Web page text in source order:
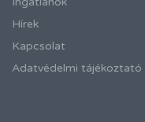
Hírek
Kapcsolat
Adatvédelmi tájékoztató